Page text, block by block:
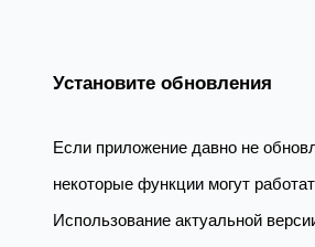
Установите обновления
Если приложение давно не
некоторые функции могут
Использование актуальной